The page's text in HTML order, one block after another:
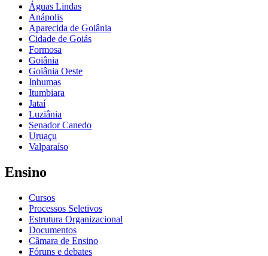
Águas Lindas
Anápolis
Aparecida de Goiânia
Cidade de Goiás
Formosa
Goiânia
Goiânia Oeste
Inhumas
Itumbiara
Jataí
Luziânia
Senador Canedo
Uruaçu
Valparaíso
Ensino
Cursos
Processos Seletivos
Estrutura Organizacional
Documentos
Câmara de Ensino
Fóruns e debates